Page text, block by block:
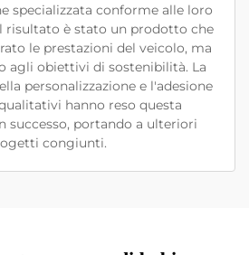
specializzata conforme alle loro
risultato è stato un prodotto che
le prestazioni del veicolo, ma
agli obiettivi di sostenibilità. La
personalizzazione e l'adesione
hanno reso questa
successo, portando a ulteriori
congiunti.